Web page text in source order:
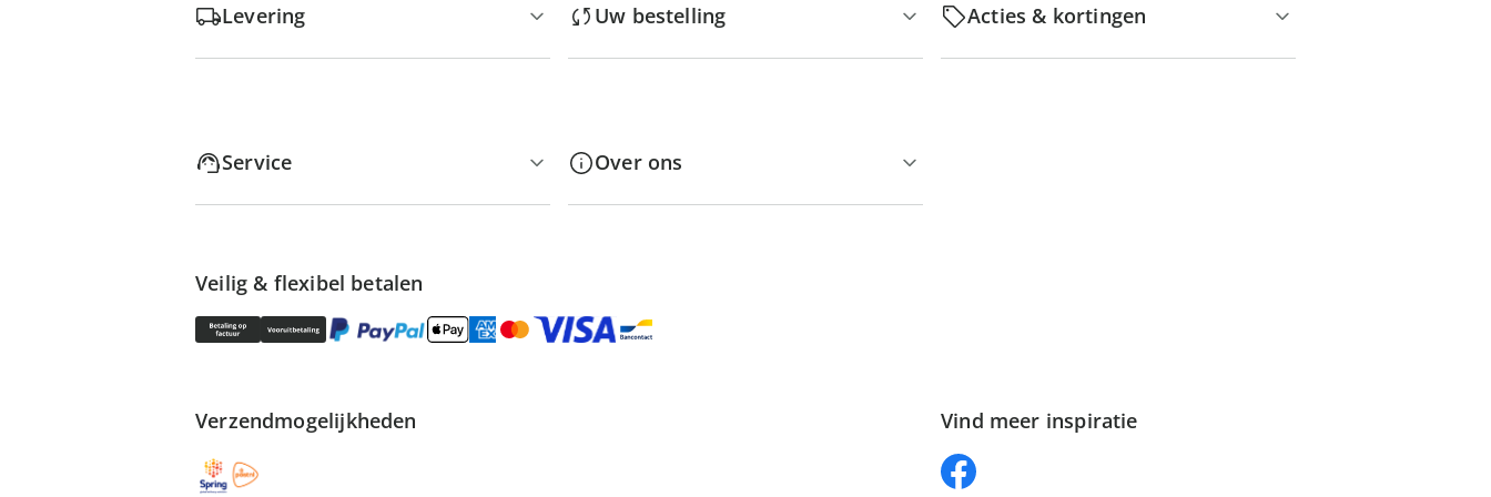
Levering Uw bestelling Acties & kortingen
Service Over ons
Veilig & flexibel betalen
Verzendmogelijkheden Vind meer inspiratie